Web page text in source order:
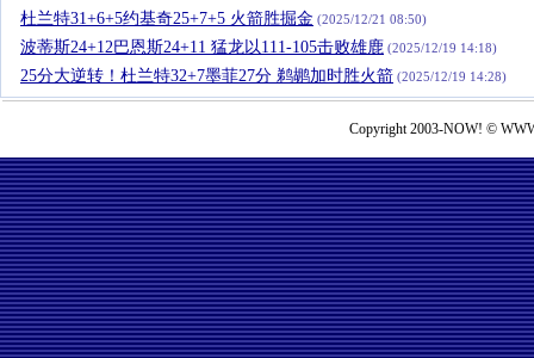
杜兰特31+6+5约基奇25+7+5 火箭胜掘金 (2025/12/21 08:50)
波蒂斯24+12巴恩斯24+11 猛龙以111-105击败雄鹿 (2025/12/19 14:18)
25分大逆转！杜兰特32+7墨菲27分 鹈鹕加时胜火箭 (2025/12/19 14:28)
Copyright 2003-NOW! ©